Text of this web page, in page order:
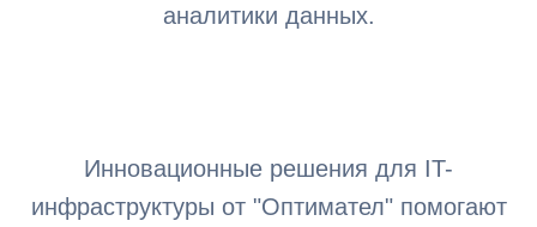
аналитики данных.
Инновационные решения для IT-
инфраструктуры от "Оптимател" помогают